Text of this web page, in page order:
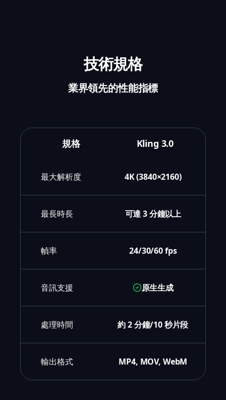
技術規格
業界領先的性能指標
規格 Kling 3.0
最大解析度 4K (3840×2160)
最長時長 可達 3 分鐘以上
幀率 24/30/60 fps
音訊支援 原生生成
處理時間 約 2 分鐘/10 秒片段
輸出格式 MP4, MOV, WebM